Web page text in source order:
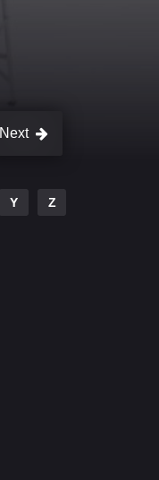
Next
Y Z